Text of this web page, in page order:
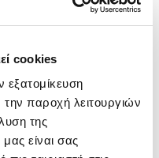
cookies
εξατομίκευση
παροχή λειτουργιών
της
είναι σας
TIME, LABOR, AND SOCIAL
OF
CRITICAL THEORY
MOISHE
Πολιτείας:3933-1062